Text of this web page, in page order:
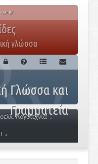
γλώσσα
Γλώσσα και
Γραμματεία
Λογοτεχνία